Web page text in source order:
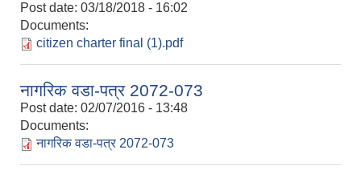
Post date: 03/18/2018 - 16:02
Documents:
citizen charter final (1).pdf
नागरिक वडा-पत्र 2072-073
Post date: 02/07/2016 - 13:48
Documents:
नागरिक वडा-पत्र 2072-073